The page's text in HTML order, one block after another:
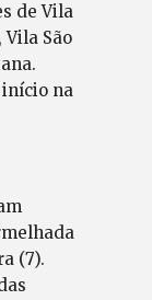
de Vila
Vila São
na
(7).